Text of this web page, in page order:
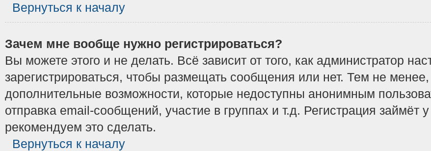
Вернуться к началу
Зачем мне вообще нужно регистрироваться?
Вы можете этого и не делать. Всё зависит от того, как администратор
зарегистрироваться, чтобы размещать сообщения или нет. Тем не
дополнительные возможности, которые недоступны анонимным
отправка email-сообщений, участие в группах и т.д. Регистрация займёт
рекомендуем это сделать.
Вернуться к началу